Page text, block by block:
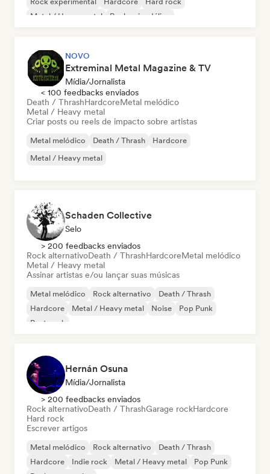
Metal / Heavy metal
Rock psicodélico
NOVO
Extreminal Metal Magazine & TV
Mídia/Jornalista
< 100 feedbacks enviados
Death / ThrashHardcoreMetal melódico
Metal / Heavy metal
Criar posts ou reels de impacto sobre artistas
Metal melódico Death / Thrash
Hardcore
Metal / Heavy metal
Schaden Collective
Selo
> 200 feedbacks enviados
Rock alternativoDeath / ThrashHardcoreMetal melódico
Metal / Heavy metal
Assinar artistas e/ou lançar suas músicas
Metal melódico Rock alternativo
Death / Thrash
Hardcore
Metal / Heavy metal Noise
Pop Punk
Post punk
Hernán Osuna
Mídia/Jornalista
> 200 feedbacks enviados
Rock alternativoDeath / ThrashGarage rockHardcore
Hard rock
Escrever artigos
Metal melódico Rock alternativo
Death / Thrash
Hardcore
Indie rock Metal / Heavy metal
Pop Punk